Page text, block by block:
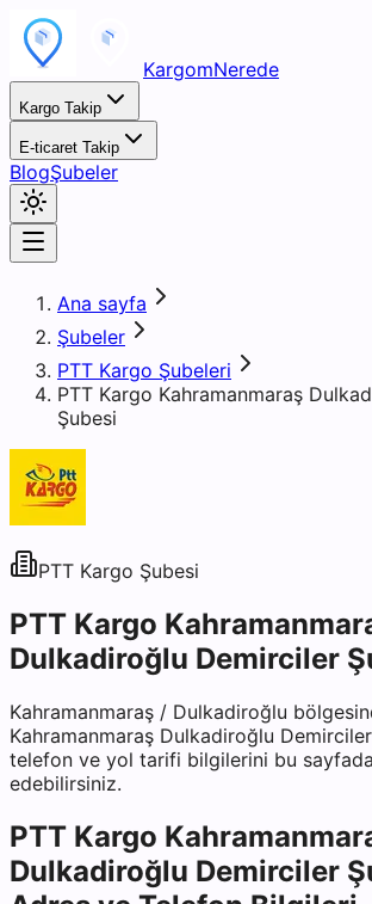
KargomNerede
Kargo Takip
E-ticaret Takip
BlogŞubeler
Ana sayfa
Şubeler
PTT Kargo Şubeleri
PTT Kargo Kahramanmaraş
Şubesi
PTT Kargo Şubesi
PTT Kargo
Dulkadiroğlu Demirciler
Kahramanmaraş / Dulkadiroğlu
Kahramanmaraş Dulkadiroğlu
telefon ve yol tarifi bilgilerini bu
edebilirsiniz.
PTT Kargo
Dulkadiroğlu Demirciler